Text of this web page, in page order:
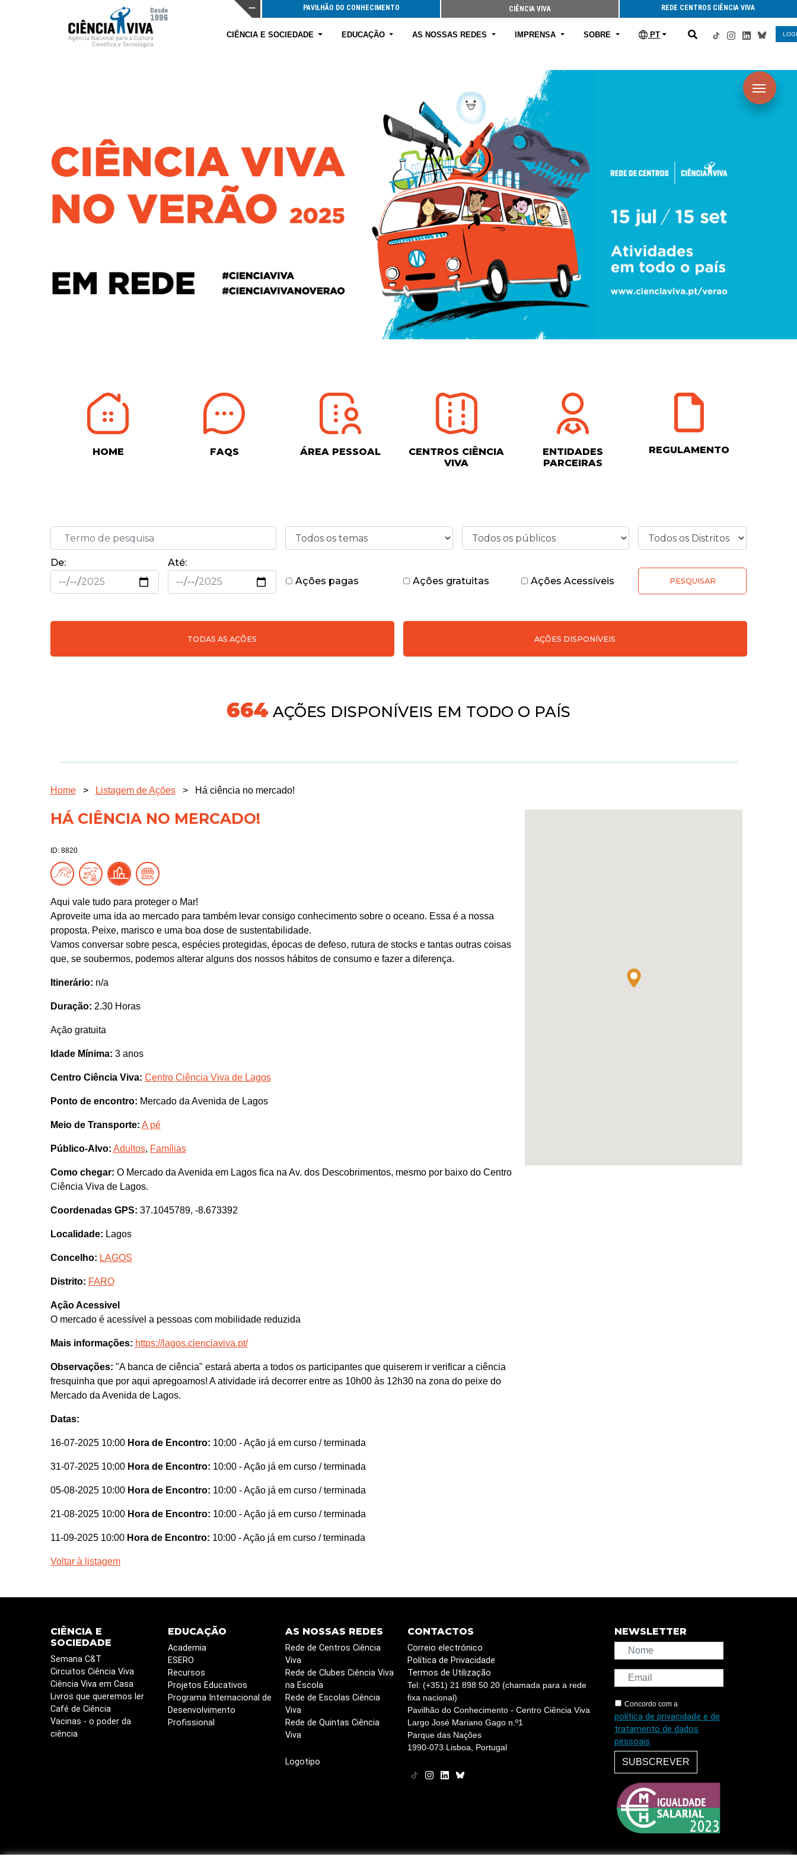
PAVILHÃO DO CONHECIMENTO CIÊNCIA VIVA REDE CENTROS CIÊNCIA VIVA
CIÊNCIA E SOCIEDADE EDUCAÇÃO AS NOSSAS REDES IMPRENSA SOBRE PT
HOME FAQS ÁREA PESSOAL
CENTROS CIÊNCIA
VIVA
ENTIDADES
PARCEIRAS
REGULAMENTO
De:
Até:
Ações pagas
Ações gratuitas Ações Acessíveis PESQUISAR
TODAS AS AÇÕES AÇÕES DISPONÍVEIS
731AÇÕES DISPONÍVEIS EM TODO O PAÍS
Home > Listagem de Ações > Há ciência no mercado!
HÁ CIÊNCIA NO MERCADO!
ID: 8820
Aqui vale tudo para proteger o Mar!
Aproveite uma ida ao mercado para também levar consigo conhecimento sobre o oceano. Essa é a nossa
proposta. Peixe, marisco e uma boa dose de sustentabilidade.
Vamos conversar sobre pesca, espécies protegidas, épocas de defeso, rutura de stocks e tantas outras coisas
que, se soubermos, podemos alterar alguns dos nossos hábitos de consumo e fazer a diferença.
Itinerário: n/a
Duração: 2.30 Horas
Ação gratuita
Idade Mínima: 3 anos
Centro Ciência Viva: Centro Ciência Viva de Lagos
Ponto de encontro: Mercado da Avenida de Lagos
Meio de Transporte: A pé
Público-Alvo: Adultos, Famílias
Como chegar: O Mercado da Avenida em Lagos fica na Av. dos Descobrimentos, mesmo por baixo do Centro
Ciência Viva de Lagos.
Coordenadas GPS: 37.1045789, -8.673392
Localidade: Lagos
Concelho: LAGOS
Distrito: FARO
Ação Acessivel
O mercado é acessível a pessoas com mobilidade reduzida
Mais informações: https://lagos.cienciaviva.pt/
Observações: "A banca de ciência" estará aberta a todos os participantes que quiserem ir verificar a ciência
fresquinha que por aqui apregoamos! A atividade irá decorrer entre as 10h00 às 12h30 na zona do peixe do
Mercado da Avenida de Lagos.
Datas:
16-07-2025 10:00 Hora de Encontro: 10:00 - Ação já em curso / terminada
31-07-2025 10:00 Hora de Encontro: 10:00 - Ação já em curso / terminada
05-08-2025 10:00 Hora de Encontro: 10:00 - Ação já em curso / terminada
21-08-2025 10:00 Hora de Encontro: 10:00 - Ação já em curso / terminada
11-09-2025 10:00 Hora de Encontro: 10:00 - Ação já em curso / terminada
Voltar à listagem
CIÊNCIA E
SOCIEDADE
Semana C&T
Circuitos Ciência Viva
Ciência Viva em Casa
Livros que queremos ler
Café de Ciência
Vacinas - o poder da
ciência
EDUCAÇÃO
Academia
ESERO
Recursos
Projetos Educativos
Programa Internacional de
Desenvolvimento
Profissional
AS NOSSAS REDES
Rede de Centros Ciência
Viva
Rede de Clubes Ciência Viva
na Escola
Rede de Escolas Ciência
Viva
Rede de Quintas Ciência
Viva
Logotipo
CONTACTOS
Correio electrónico
Política de Privacidade
Termos de Utilização
Tel: (+351) 21 898 50 20 (chamada para a rede
fixa nacional)
Pavilhão do Conhecimento - Centro Ciência Viva
Largo José Mariano Gago n.º1
Parque das Nações
1990-073 Lisboa, Portugal
NEWSLETTER
Concordo com a
política de privacidade e de
tratamento de dados
pessoais
SUBSCREVER